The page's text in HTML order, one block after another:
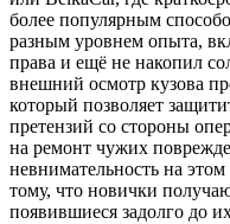
более популярным
разным уровнем опыта,
права и ещё не накопил
внешний осмотр кузова
который позволяет
претензий со стороны
на ремонт чужих
невнимательность на
тому, что новички
появившиеся задолго до